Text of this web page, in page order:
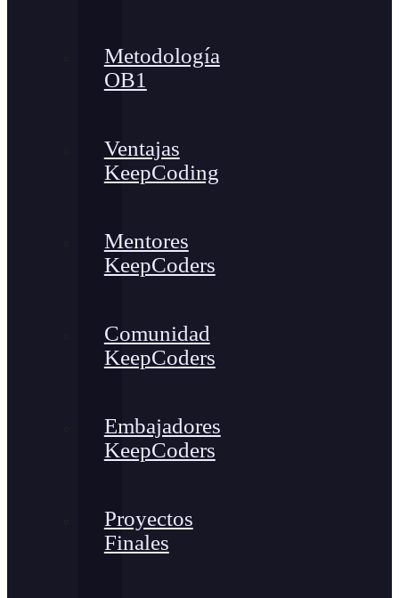
Metodología
OB1
Ventajas
KeepCoding
Mentores
KeepCoders
Comunidad
KeepCoders
Embajadores
KeepCoders
Proyectos
Finales